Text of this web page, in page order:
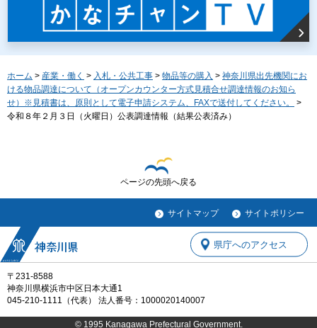
ホーム > 産業・働く > 入札・公共工事 > 物品等の購入 > 神奈川県出先機関にお
ける物品調達について（オープンカウンター方式見積合せ調達情報のお知ら
せ）※見積書は、原則として電子申請システム、FAXで送付してください。
>
令和８年２月３日（火曜日）公表調達情報（結果公表済み）
ページの先頭へ戻る
サイトマップ サイトポリシー
〒231-8588
神奈川県横浜市中区日本大通1
045-210-1111（代表） 法人番号：1000020140007
県庁へのアクセス
© 1995 Kanagawa Prefectural Government.